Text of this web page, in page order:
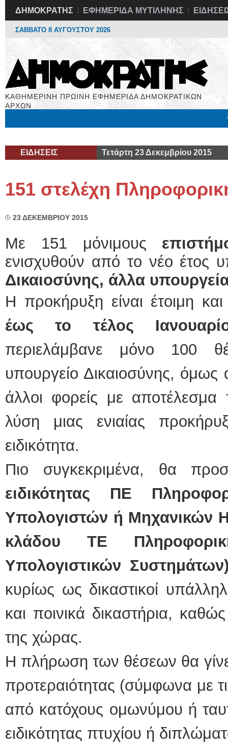
ΔΗΜΟΚΡΑΤΗΣ ΕΦΗΜΕΡΙΔΑ ΜΥΤΙΛΗΝΗΣ
ΣΑΒΒΑΤΟ 8 ΑΥΓΟΥΣΤΟΥ 2026
ΚΑΘΗΜΕΡΙΝΗ ΠΡΩΙΝΗ ΕΦΗΜΕΡΙΔΑ ΔΗΜΟΚΡΑΤΙΚΩΝ
ΑΡΧΩΝ
ΕΙΔΗΣΕΙΣ Τετάρτη 23 Δεκεμβρίου 2015
151 στελέχη
23 ΔΕΚΕΜΒΡΙΟΥ 2015
Με 151 μόνιμους
ενισχυθούν από το νέο έτος
Δικαιοσύνης, άλλα
Η προκήρυξη είναι έτοιμη
έως το τέλος
περιελάμβανε μόνο 100
υπουργείο Δικαιοσύνης,
άλλοι φορείς με
λύση μιας ενιαίας
ειδικότητα.
Πιο συγκεκριμένα, θα
ειδικότητας ΠΕ
Υπολογιστών ή Μηχανικών
κλάδου ΤΕ
Υπολογιστικών
κυρίως ως δικαστικοί
και ποινικά δικαστήρια,
της χώρας.
Η πλήρωση των θέσεων θα
προτεραιότητας (σύμφωνα με
από κατόχους ομωνύμου ή
ειδικότητας πτυχίου ή